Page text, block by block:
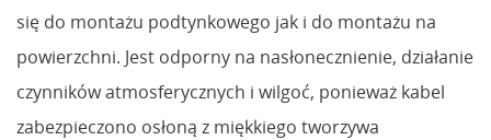
się do montażu podtynkowego jak i do montażu na
powierzchni. Jest odporny na nasłonecznienie, działanie
czynników atmosferycznych i wilgoć, ponieważ kabel
zabezpieczono osłoną z miękkiego tworzywa